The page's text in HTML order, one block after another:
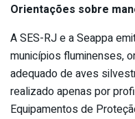
Orientações sobre
A SES-RJ e a Seappa
municípios fluminenses,
adequado de aves
realizado apenas por
Equipamentos de